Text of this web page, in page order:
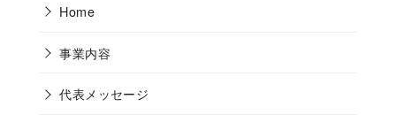
Home
事業内容
代表メッセージ